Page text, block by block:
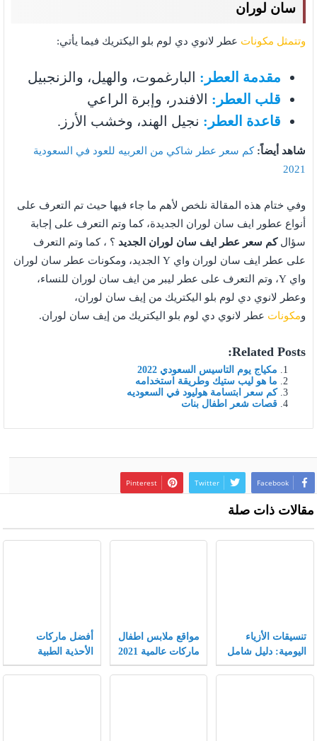
سان لوران
وتتمثل مكونات عطر لانوي دي لوم بلو اليكتريك فيما يأتي:
مقدمة العطر: البارغموت، والهيل، والزنجبيل
قلب العطر: الافندر، وإبرة الراعي
قاعدة العطر: نجيل الهند، وخشب الأرز.
شاهد أيضاً:كم سعر عطر شاكي من العربيه للعود في السعودية
2021
وفي ختام هذه المقالة نلخص لأهم ما جاء فيها حيث تم التعرف على
أنواع عطور ايف سان لوران الجديدة، كما وتم التعرف على إجابة
سؤالكم سعر عطر ايف سان لوران الجديد ؟ ، كما وتم التعرف
على عطر ايف سان لوران واي Y الجديد، ومكونات عطر سان لوران
واي Y، وتم التعرف على عطر ليبر من ايف سان لوران للنساء،
وعطر لانوي دي لوم بلو اليكتريك من إيف سان لوران،
ومكونات عطر لانوي دي لوم بلو اليكتريك من إيف سان لوران.
Related Posts:
مكياج يوم التاسيس السعودي 2022
ما هو ليب ستيك وطريقة استخدامه
كم سعر ابتسامة هوليود في السعوديه
قصات شعر اطفال بنات
Facebook
Twitter
Pinterest
مقالات ذات صلة
تنسيقات الأزياء
اليومية: دليل شامل
يجمع بين الراحة
مواقع ملابس اطفال
ماركات عالمية 2021
أفضل ماركات
الأحذية الطبية
النسائية